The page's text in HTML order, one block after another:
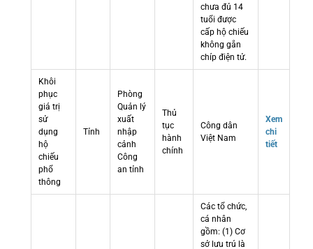
chưa đủ 14
tuổi được
cấp hộ chiếu
không gắn
chíp điện tử.
Khôi
phục
giá trị
sử
dụng
hộ
chiếu
phổ
thông
Tỉnh
Phòng
Quản lý
xuất
nhập
cảnh
Công
an tỉnh
Thủ
tục
hành
chính
Công dân
Việt Nam
Xem
chi
tiết
Các tổ chức,
cá nhân
gồm: (1) Cơ
sở lưu trú là